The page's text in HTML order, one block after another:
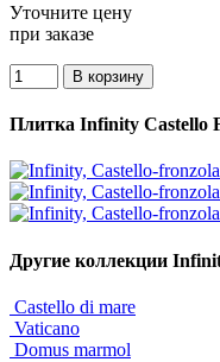
Уточните цену
при заказе
Плитка Infinity Castello
Другие коллекции
Castello di mare
Vaticano
Domus marmol